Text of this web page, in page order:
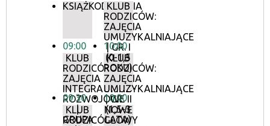
KSIĄŻKODZIELNIA
09:00
KLUB
RODZICÓW:
ZAJĘCIA
INTEGRACYJNO-
ROZWOJOWE
|
GRUPA
09:30
KLUB
RODZICÓW:
KLUB
RODZICÓW:
ZAJĘCIA
UMUZYKALNIAJĄCE
| GR. I
(0-1,5
ROKU)
10:00
KLUB
RODZICÓW:
ZAJĘCIA
UMUZYKALNIAJĄCE
| GR. II
(1,5-3
LATA)
10:00
NOWE
GŁOWY